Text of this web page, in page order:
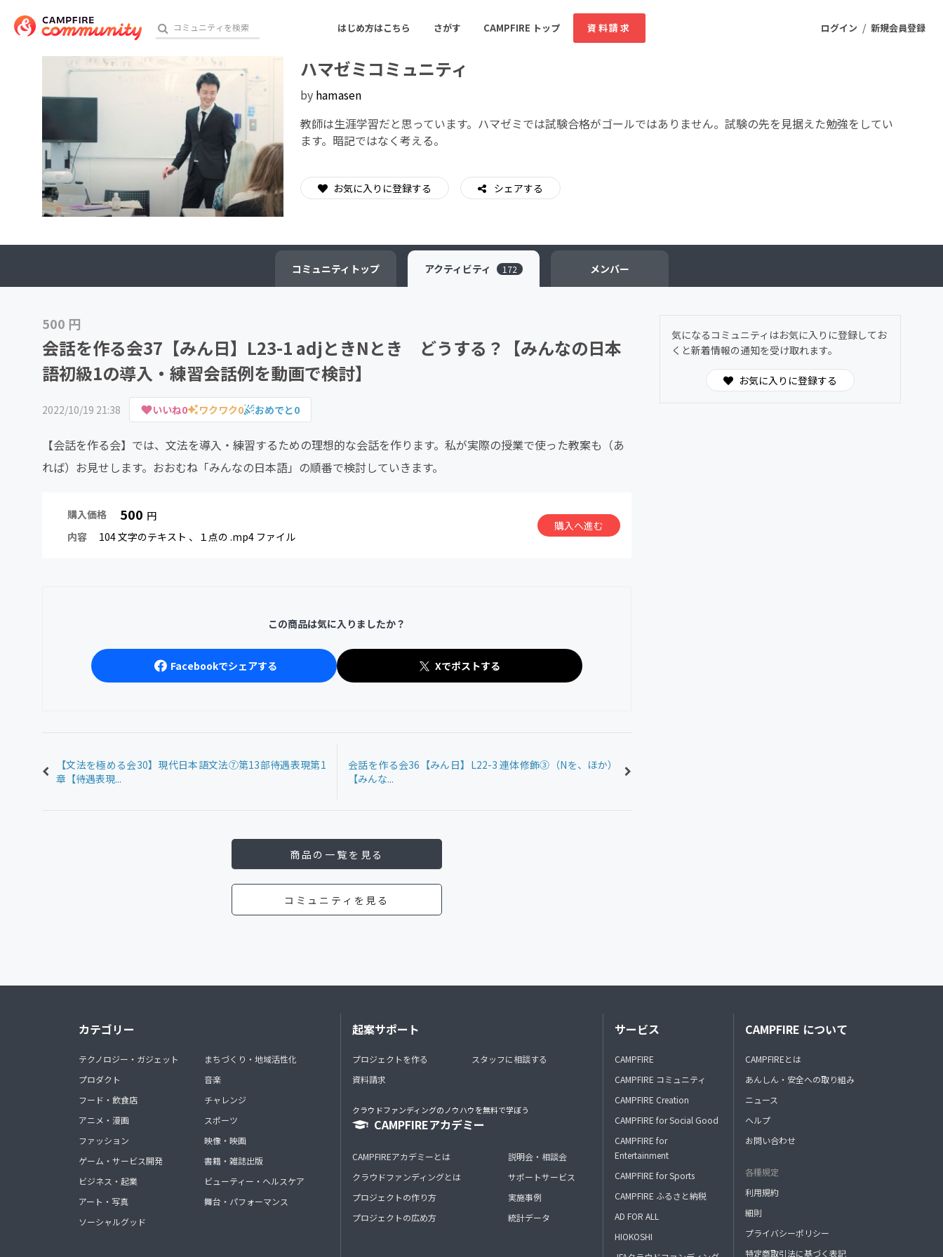
ログイン / 新規会員登録
はじめ方はこちら さがす CAMPFIRE トップ 資料請求
おすすめのコミュニティ 人気のコミュニティ 新着のコミュニティ
アート・写真
テクノロジー・ガジェット
ゲーム・サービス開発 フード・飲食店
ソーシャルグッド ビューティー・ヘルスケア
チャレンジ
ハマゼミコミュニティ
by hamasen
教師は生涯学習だと思っています。ハマゼミでは試験合格がゴールではありません。試験の先を見据えた勉強をしてい
ます。暗記ではなく考える。
お気に入りに登録する シェアする
コミュニティ トップ アクティビティ 172 メンバー
500 円
会話を作る会37【みん日】L23-1 adjときNとき どうする？【みんなの日本
語初級1の導入・練習会話例を動画で検討】
2022/10/19 21:38 いいね0 ワクワク0 おめでと0
【会話を作る会】では、文法を導入・練習するための理想的な会話を作ります。私が実際の授業で使った教案も（あ
れば）お見せします。おおむね「みんなの日本語」の順番で検討していきます。
購入価格 500 円
内容
104 文字のテキスト 、１点の .mp4 ファイル
購入へ進む
この商品は気に入りましたか？
Facebookでシェアする Xでポストする
【文法を極める会30】現代日本語文法⑦第13部待遇表現第1
章【待遇表現...
会話を作る会36【みん日】L22-3 連体修飾③（Nを、ほか）
【みんな...
商品の一覧を見る
コミュニティを見る
気になるコミュニティはお気に入りに登録してお
くと新着情報の通知を受け取れます。
お気に入りに登録する
カテゴリー
テクノロジー・ガジェット
プロダクト
フード・飲食店
アニメ・漫画
ファッション
ゲーム・サービス開発
ビジネス・起業
アート・写真
ソーシャルグッド
まちづくり・地域活性化
音楽
チャレンジ
スポーツ
映像・映画
書籍・雑誌出版
ビューティー・ヘルスケア
舞台・パフォーマンス
起案サポート
プロジェクトを作る
資料請求
スタッフに相談する
クラウドファンディングのノウハウを無料で学ぼう
CAMPFIREアカデミー
CAMPFIREアカデミーとは
クラウドファンディングとは
プロジェクトの作り方
プロジェクトの広め方
説明会・相談会
サポートサービス
実施事例
統計データ
サービス
CAMPFIRE
CAMPFIRE コミュニティ
CAMPFIRE Creation
CAMPFIRE for Social Good
CAMPFIRE for
Entertainment
CAMPFIRE for Sports
CAMPFIRE ふるさと納税
AD FOR ALL
HIOKOSHI
CAMPFIRE について
CAMPFIREとは
あんしん・安全への取り組み
ニュース
ヘルプ
お問い合わせ
各種規定
利用規約
細則
プライバシーポリシー
特定商取引法に基づく表記